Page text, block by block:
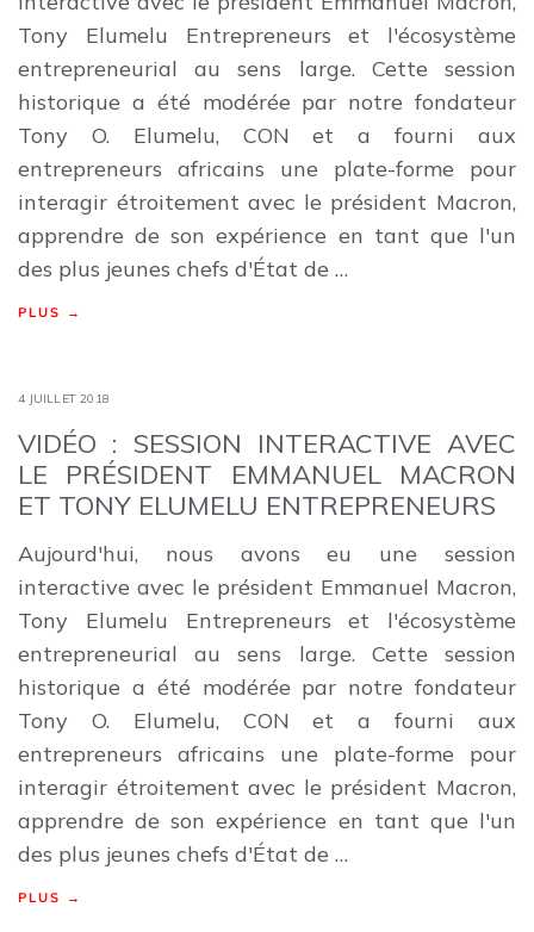
Tony Elumelu Entrepreneurs et l'écosystème
entrepreneurial au sens large. Cette session
historique a été modérée par notre fondateur
Tony O. Elumelu, CON et a fourni aux
entrepreneurs africains une plate-forme pour
interagir étroitement avec le président Macron,
apprendre de son expérience en tant que l'un
des plus jeunes chefs d'État de …
PLUS →
4 JUILLET 2018
VIDÉO : SESSION INTERACTIVE AVEC
LE PRÉSIDENT EMMANUEL MACRON
ET TONY ELUMELU ENTREPRENEURS
Aujourd'hui, nous avons eu une session
interactive avec le président Emmanuel Macron,
Tony Elumelu Entrepreneurs et l'écosystème
entrepreneurial au sens large. Cette session
historique a été modérée par notre fondateur
Tony O. Elumelu, CON et a fourni aux
entrepreneurs africains une plate-forme pour
interagir étroitement avec le président Macron,
apprendre de son expérience en tant que l'un
des plus jeunes chefs d'État de …
PLUS →